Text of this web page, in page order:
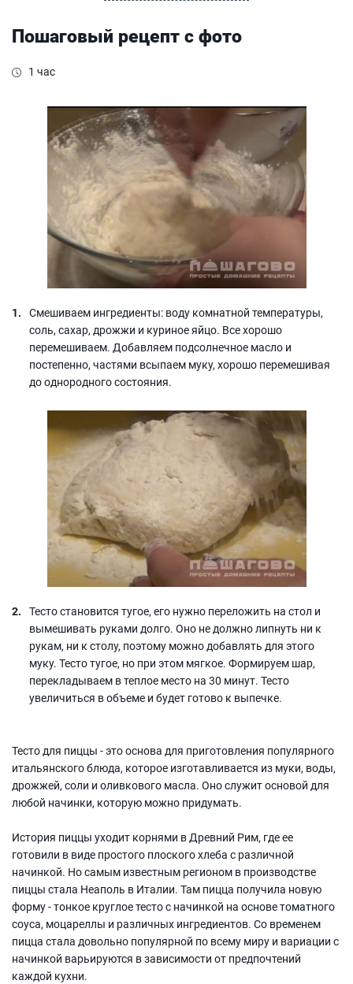
Пошаговый рецепт с фото
1 час
Смешиваем ингредиенты: воду комнатной температуры,
соль, сахар, дрожжи и куриное яйцо. Все хорошо
перемешиваем. Добавляем подсолнечное масло и
постепенно, частями всыпаем муку, хорошо перемешивая
до однородного состояния.
Тесто становится тугое, его нужно переложить на стол и
вымешивать руками долго. Оно не должно липнуть ни к
рукам, ни к столу, поэтому можно добавлять для этого
муку. Тесто тугое, но при этом мягкое. Формируем шар,
перекладываем в теплое место на 30 минут. Тесто
увеличиться в объеме и будет готово к выпечке.
Тесто для пиццы - это основа для приготовления популярного
итальянского блюда, которое изготавливается из муки, воды,
дрожжей, соли и оливкового масла. Оно служит основой для
любой начинки, которую можно придумать.
История пиццы уходит корнями в Древний Рим, где ее
готовили в виде простого плоского хлеба с различной
начинкой. Но самым известным регионом в производстве
пиццы стала Неаполь в Италии. Там пицца получила новую
форму - тонкое круглое тесто с начинкой на основе томатного
соуса, моцареллы и различных ингредиентов. Со временем
пицца стала довольно популярной по всему миру и вариации с
начинкой варьируются в зависимости от предпочтений
каждой кухни.